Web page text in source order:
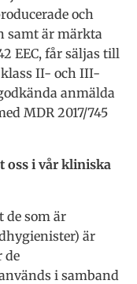
och
samt är märkta
EEC, får säljas till
klass II- och III-
anmälda
MDR 2017/745
oss i vår kliniska
de som är
är
de
i samband